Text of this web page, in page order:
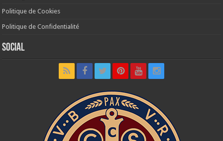
Politique de Cookies
Politique de Confidentialité
Social